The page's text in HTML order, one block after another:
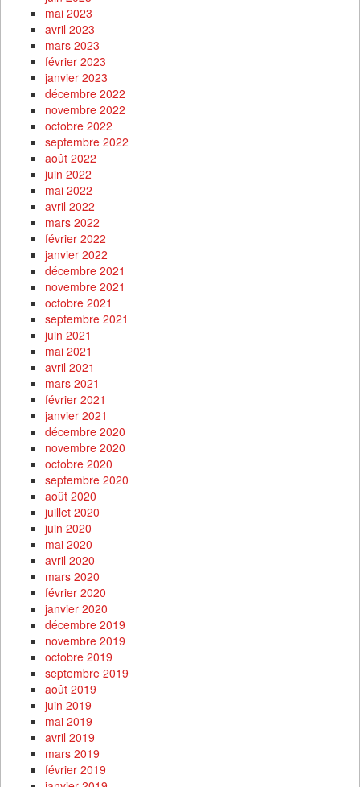
mai 2023
avril 2023
mars 2023
février 2023
janvier 2023
décembre 2022
novembre 2022
octobre 2022
septembre 2022
août 2022
juin 2022
mai 2022
avril 2022
mars 2022
février 2022
janvier 2022
décembre 2021
novembre 2021
octobre 2021
septembre 2021
juin 2021
mai 2021
avril 2021
mars 2021
février 2021
janvier 2021
décembre 2020
novembre 2020
octobre 2020
septembre 2020
août 2020
juillet 2020
juin 2020
mai 2020
avril 2020
mars 2020
février 2020
janvier 2020
décembre 2019
novembre 2019
octobre 2019
septembre 2019
août 2019
juin 2019
mai 2019
avril 2019
mars 2019
février 2019